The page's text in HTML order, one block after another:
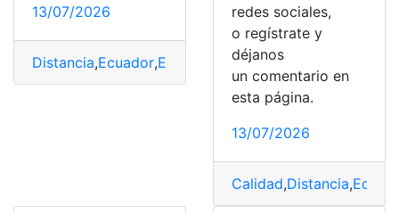
13/07/2026
Distancia,Ecuador,Educación virtual,Rezago
redes sociales,
o regístrate y
déjanos
un comentario en
esta página.
13/07/2026
Calidad,Distancia,